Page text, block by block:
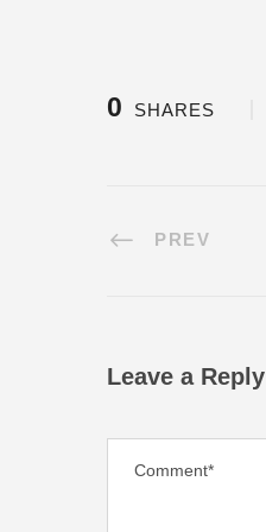
0 SHARES
PREV
Leave a Reply